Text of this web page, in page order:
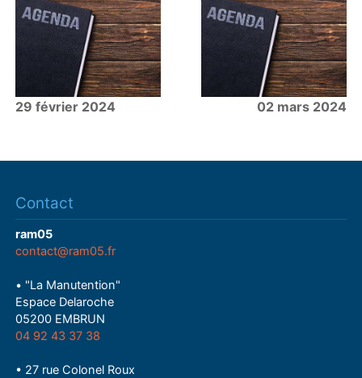
29 février 2024 02 mars 2024
Contact
ram05
contact@ram05.fr
• "La Manutention"
Espace Delaroche
05200 EMBRUN
04 92 43 37 38
• 27 rue Colonel Roux